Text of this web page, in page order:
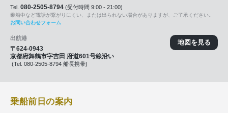
Tel. 080-2505-8794 (受付時間 9:00 - 21:00)
乗船中など電話が繋がりにくい、または出られない場合がありますが、ご了承ください。
お問い合わせフォーム
地図を見る
出航港
〒624-0943
京都府舞鶴市字吉田 府道601号線沿い
(Tel. 080-2505-8794 船長携帯)
乗船前日の案内